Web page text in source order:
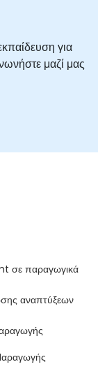
για
μαζί μας
σε παραγωγικά
αναπτύξεων